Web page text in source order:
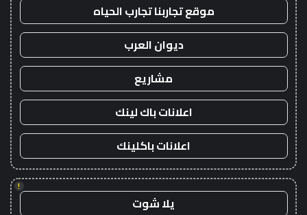
موقع تجاربنا تجارب الحياه
ديوان العرب
مشاريع
اعلانات باك لينك
اعلانات باكلينك
!
يلا شوت